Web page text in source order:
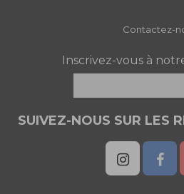
Contactez-
Inscrivez-vous à
SUIVEZ-NOUS SUR LES